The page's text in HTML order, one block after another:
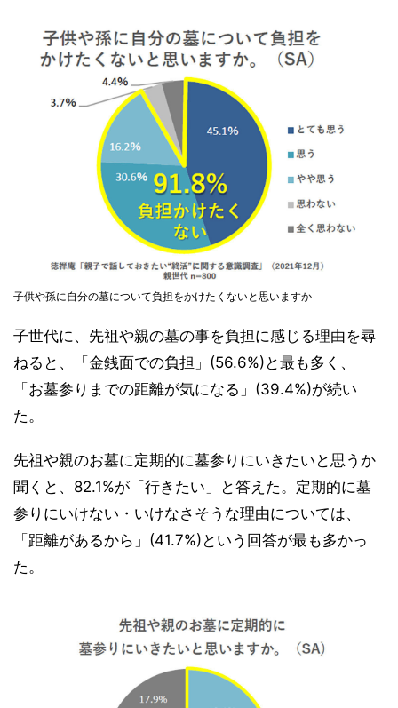
子供や孫に自分の墓について負担をかけたくないと思いますか
子世代に、先祖や親の墓の事を負担に感じる理由を尋
ねると、「金銭面での負担」(56.6%)と最も多く、
「お墓参りまでの距離が気になる」(39.4%)が続い
た。
先祖や親のお墓に定期的に墓参りにいきたいと思うか
聞くと、82.1%が「行きたい」と答えた。定期的に墓
参りにいけない・いけなさそうな理由については、
「距離があるから」(41.7%)という回答が最も多かっ
た。